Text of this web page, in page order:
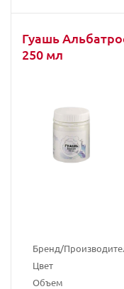
Гуашь
250 мл
Бренд/
Цвет
Объем